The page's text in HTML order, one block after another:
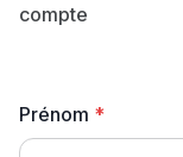
compte
Prénom *